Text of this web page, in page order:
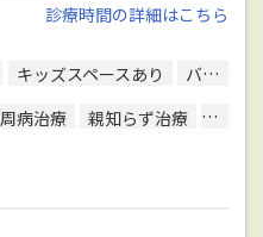
診療時間の詳細はこちら
キッズスペースあり
バリアフリー対応
病治療 親知らず治療
入れ